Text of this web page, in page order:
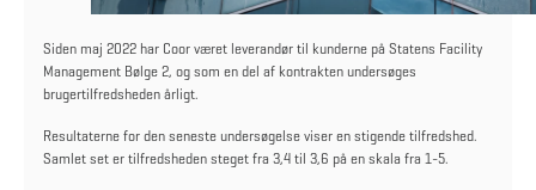
Siden maj 2022 har Coor været leverandør til kunderne på Statens Facility
Management Bølge 2, og som en del af kontrakten undersøges
brugertilfredsheden årligt.
Resultaterne for den seneste undersøgelse viser en stigende tilfredshed.
Samlet set er tilfredsheden steget fra 3,4 til 3,6 på en skala fra 1-5.